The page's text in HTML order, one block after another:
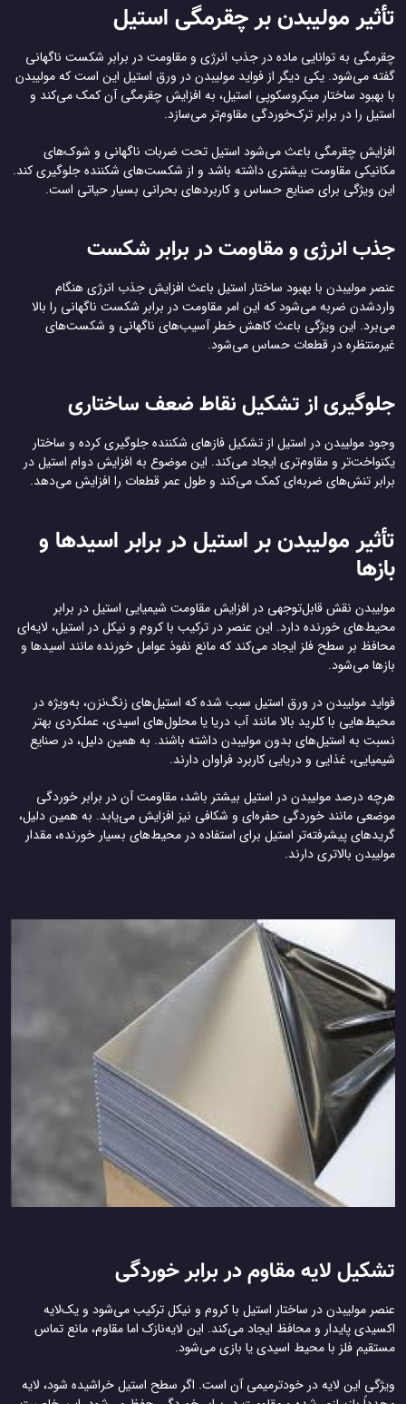
تأثیر مولیبدن بر چقرمگی استیل
چقرمگی به توانایی ماده در جذب انرژی و مقاومت در برابر شکست ناگهانی
گفته می‌شود. یکی دیگر از فواید مولیبدن در ورق استیل این است که مولیبدن
با بهبود ساختار میکروسکوپی استیل، به افزایش چقرمگی آن کمک می‌کند و
استیل را در برابر ترک‌خوردگی مقاوم‌تر می‌سازد.
افزایش چقرمگی باعث می‌شود استیل تحت ضربات ناگهانی و شوک‌های
مکانیکی مقاومت بیشتری داشته باشد و از شکست‌های شکننده جلوگیری کند.
این ویژگی برای صنایع حساس و کاربردهای بحرانی بسیار حیاتی است.
جذب انرژی و مقاومت در برابر شکست
عنصر مولیبدن با بهبود ساختار استیل باعث افزایش جذب انرژی هنگام
واردشدن ضربه می‌شود که این امر مقاومت در برابر شکست ناگهانی را بالا
می‌برد. این ویژگی باعث کاهش خطر آسیب‌های ناگهانی و شکست‌های
غیرمنتظره در قطعات حساس می‌شود.
جلوگیری از تشکیل نقاط ضعف ساختاری
وجود مولیبدن در استیل از تشکیل فازهای شکننده جلوگیری کرده و ساختار
یکنواخت‌تر و مقاوم‌تری ایجاد می‌کند. این موضوع به افزایش دوام استیل در
برابر تنش‌های ضربه‌ای کمک می‌کند و طول عمر قطعات را افزایش می‌دهد.
تأثیر مولیبدن بر استیل در برابر اسیدها و
بازها
مولیبدن نقش قابل‌توجهی در افزایش مقاومت شیمیایی استیل در برابر
محیط‌های خورنده دارد. این عنصر در ترکیب با کروم و نیکل در استیل، لایه‌ای
محافظ بر سطح فلز ایجاد می‌کند که مانع نفوذ عوامل خورنده مانند اسیدها و
بازها می‌شود.
فواید مولیبدن در ورق استیل سبب شده که استیل‌های زنگ‌نزن، به‌ویژه در
محیط‌هایی با کلرید بالا مانند آب دریا یا محلول‌های اسیدی، عملکردی بهتر
نسبت به استیل‌های بدون مولیبدن داشته باشند. به همین دلیل، در صنایع
شیمیایی، غذایی و دریایی کاربرد فراوان دارند.
هرچه درصد مولیبدن در استیل بیشتر باشد، مقاومت آن در برابر خوردگی
موضعی مانند خوردگی حفره‌ای و شکافی نیز افزایش می‌یابد. به همین دلیل،
گریدهای پیشرفته‌تر استیل برای استفاده در محیط‌های بسیار خورنده، مقدار
مولیبدن بالاتری دارند.
تشکیل لایه مقاوم در برابر خوردگی
عنصر مولیبدن در ساختار استیل با کروم و نیکل ترکیب می‌شود و یک‌لایه
اکسیدی پایدار و محافظ ایجاد می‌کند. این لایه‌نازک اما مقاوم، مانع تماس
مستقیم فلز با محیط اسیدی یا بازی می‌شود.
ویژگی این لایه در خودترمیمی آن است. اگر سطح استیل خراشیده شود، لایه